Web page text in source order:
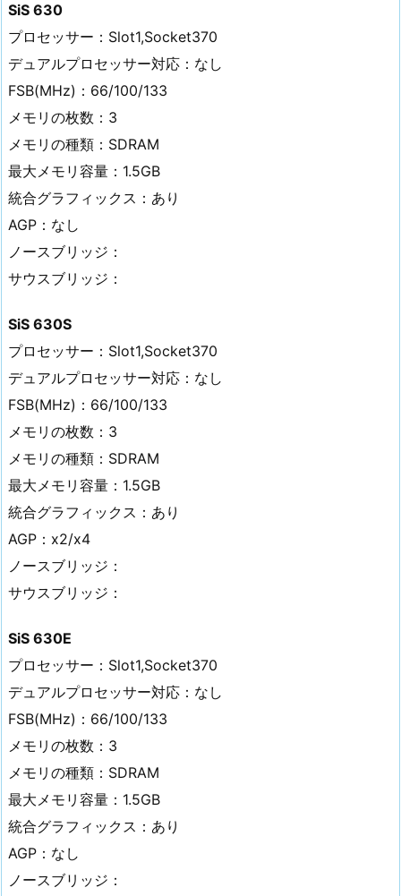
SiS 630
プロセッサー：Slot1,Socket370
デュアルプロセッサー対応：なし
FSB(MHz)：66/100/133
メモリの枚数：3
メモリの種類：SDRAM
最大メモリ容量：1.5GB
統合グラフィックス：あり
AGP：なし
ノースブリッジ：
サウスブリッジ：
SiS 630S
プロセッサー：Slot1,Socket370
デュアルプロセッサー対応：なし
FSB(MHz)：66/100/133
メモリの枚数：3
メモリの種類：SDRAM
最大メモリ容量：1.5GB
統合グラフィックス：あり
AGP：x2/x4
ノースブリッジ：
サウスブリッジ：
SiS 630E
プロセッサー：Slot1,Socket370
デュアルプロセッサー対応：なし
FSB(MHz)：66/100/133
メモリの枚数：3
メモリの種類：SDRAM
最大メモリ容量：1.5GB
統合グラフィックス：あり
AGP：なし
ノースブリッジ：